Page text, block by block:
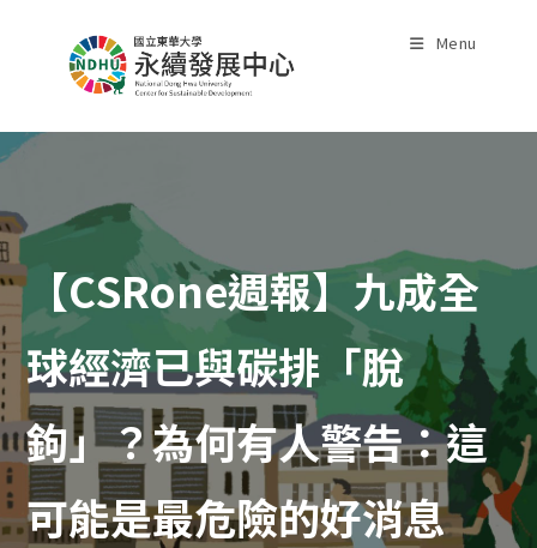
Menu
【CSRone週報】九成全
球經濟已與碳排「脫
鉤」？為何有人警告：這
可能是最危險的好消息